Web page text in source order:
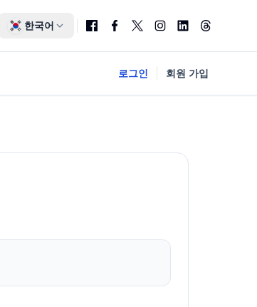
한국어
로그인 회원 가입